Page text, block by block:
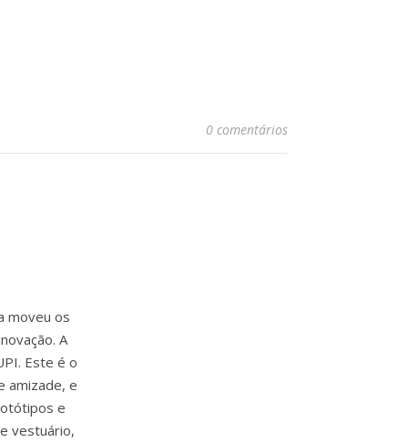
0 comentários
moveu os
A
Este é o
amizade, e
e
vestuário,